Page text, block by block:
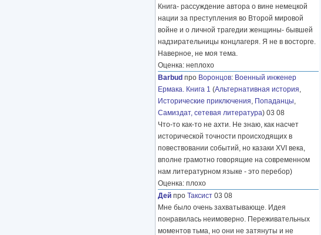
Книга- рассуждение автора о вине немецкой
нации за преступления во Второй мировой
войне и о личной трагедии женщины- бывшей
надзирательницы концлагеря. Я не в восторге.
Наверное, не моя тема.
Оценка: неплохо
Barbud про Воронцов: Военный инженер
Ермака. Книга 1 (Альтернативная история,
Исторические приключения, Попаданцы,
Самиздат, сетевая литература) 03 08
Что-то как-то не ахти. Не знаю, как насчет
исторической точности происходящих в
повествовании событий, но казаки XVI века,
вполне грамотно говорящие на современном
нам литературном языке - это перебор)
Оценка: плохо
Дей про Таксист 03 08
Мне было очень захватывающе. Идея
понравилась неимоверно. Переживательных
моментов тьма, но они не затянуты и не